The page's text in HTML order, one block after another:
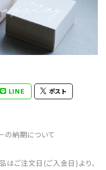
LINE ポスト
の納期について
はご注文日(ご入金日)より、